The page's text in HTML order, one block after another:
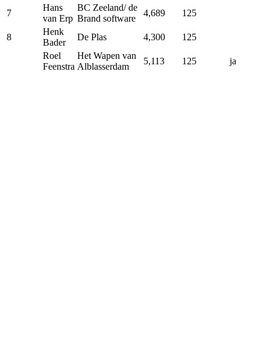
7
Hans
van Erp
BC Zeeland/ de
Brand software
4,689 125
8
Henk
Bader
De Plas 4,300
125
Roel
Feenstra
Het Wapen van
Alblasserdam
5,113 125 ja